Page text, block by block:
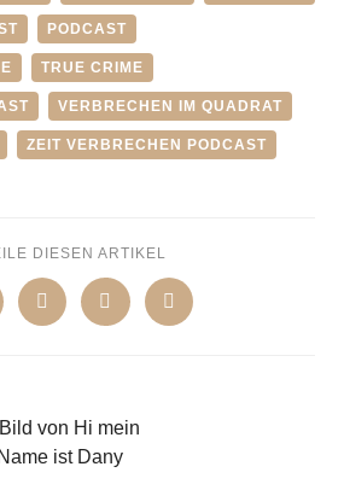
PODCAST
TRUE CRIME
VERBRECHEN IM QUADRAT
ZEIT VERBRECHEN PODCAST
DIESEN ARTIKEL